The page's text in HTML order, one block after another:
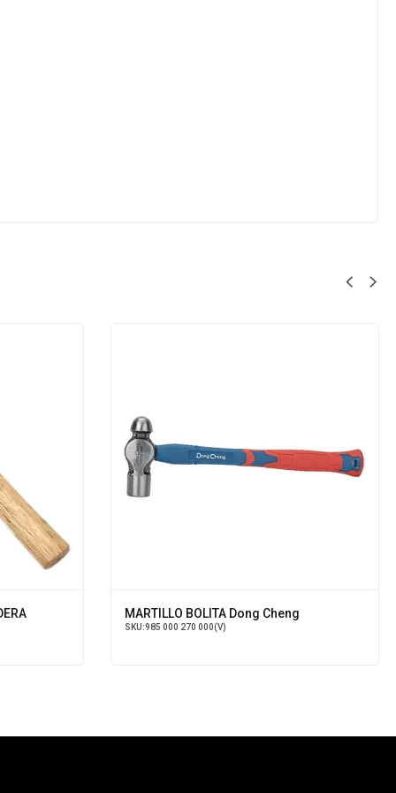
MARTILLO BOLITA Dong Cheng
SKU:985 000 270 000(V)